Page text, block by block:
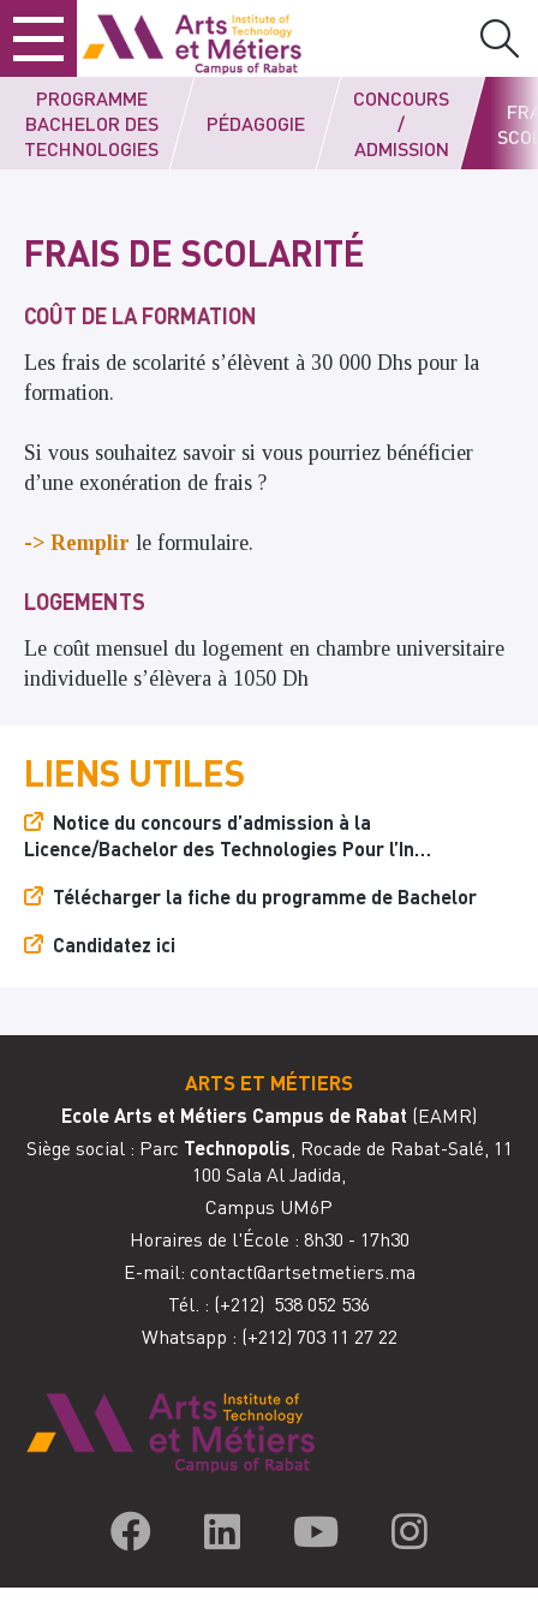
Skip
to
content
Skip
to
main
menu
Skip
to
search
Arts et métiers
PROGRAMME
BACHELOR DES
TECHNOLOGIES
PÉDAGOGIE
CONCOURS
/
ADMISSION
FRAIS DE SCOLARITÉ
COÛT DE LA FORMATION
Les frais de scolarité s’élèvent à 30 000 Dhs pour la
formation.
Si vous souhaitez savoir si vous pourriez bénéficier
d’une exonération de frais ?
-> Remplir le formulaire.
LOGEMENTS
Le coût mensuel du logement en chambre universitaire
individuelle s’élèvera à 1050 Dh
LIENS UTILES
Notice du concours d’admission à la
Licence/Bachelor des Technologies Pour l’In…
Télécharger la fiche du programme de Bachelor
Candidatez ici
ARTS ET MÉTIERS
Ecole Arts et Métiers Campus de Rabat (EAMR)
Siège social : Parc Technopolis , Rocade de Rabat-Salé, 11
100 Sala Al Jadida,
Campus UM6P
Horaires de l'École : 8h30 - 17h30
E-mail: contact@artsetmetiers.ma
Tél. : (+212) 538 052 536
Whatsapp : (+212) 703 11 27 22